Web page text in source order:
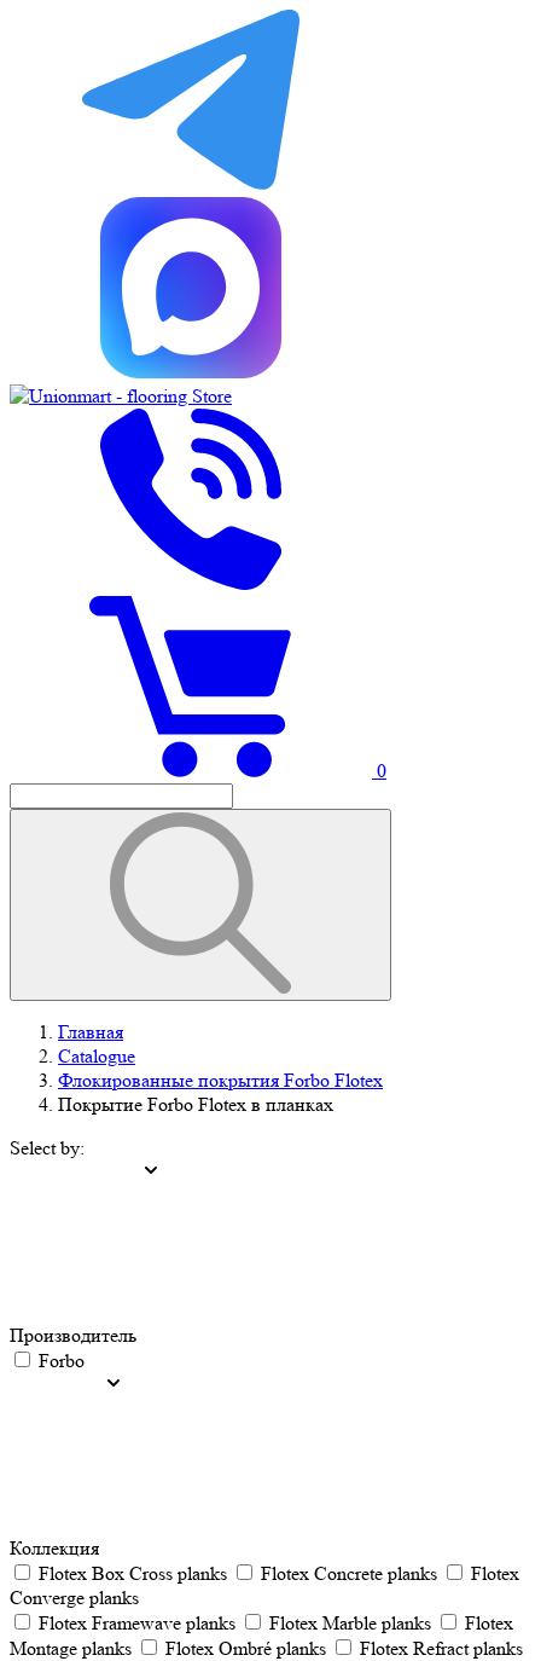
0
Главная
Catalogue
Флокированные покрытия Forbo Flotex
Покрытие Forbo Flotex в планках
Select by:
Производитель
Forbo
Коллекция
Flotex Box Cross planks
Flotex Concrete planks
Flotex
Converge planks
Flotex Framewave planks
Flotex Marble planks
Flotex
Montage planks
Flotex Ombré planks
Flotex Refract planks